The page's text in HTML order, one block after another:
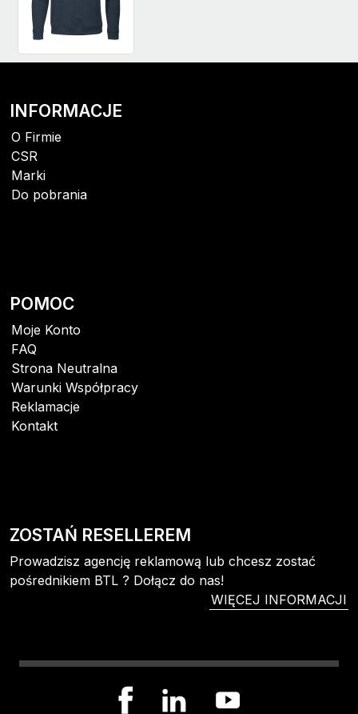
INFORMACJE
O Firmie
CSR
Marki
Do pobrania
POMOC
Moje Konto
FAQ
Strona Neutralna
Warunki Współpracy
Reklamacje
Kontakt
ZOSTAŃ RESELLEREM
Prowadzisz agencję reklamową lub chcesz zostać
pośrednikiem BTL ? Dołącz do nas!
WIĘCEJ INFORMACJI